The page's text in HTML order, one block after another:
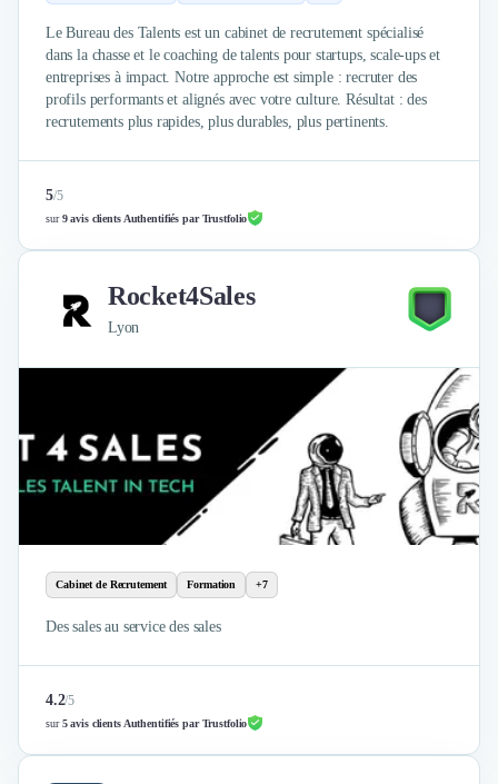
Nettoyage & Ménage
Clubs & Réseaux Professionnels
Espaces de Coworking
Le Bureau des Talents est un cabinet de recrutement spécialisé
dans la chasse et le coaching de talents pour startups, scale-ups et
entreprises à impact. Notre approche est simple : recruter des
profils performants et alignés avec votre culture. Résultat : des
recrutements plus rapides, plus durables, plus pertinents.
5/5
sur9 avis clients Authentifiés par Trustfolio
Rocket4Sales
Lyon
Cabinet de Recrutement Formation +7
Des sales au service des sales
4.2/5
sur5 avis clients Authentifiés par Trustfolio